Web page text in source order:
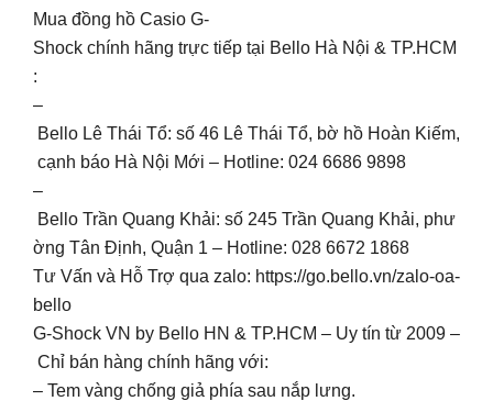
Mua đồng hồ Casio G-
Shock chính hãng trực tiếp tại Bello Hà Nội & TP.HCM
:
–
Bello Lê Thái Tổ: số 46 Lê Thái Tổ, bờ hồ Hoàn Kiếm,
cạnh báo Hà Nội Mới – Hotline: 024 6686 9898
–
Bello Trần Quang Khải: số 245 Trần Quang Khải, phư
ờng Tân Định, Quận 1 – Hotline: 028 6672 1868
Tư Vấn và Hỗ Trợ qua zalo: https://go.bello.vn/zalo-oa-
bello
G-Shock VN by Bello HN & TP.HCM – Uy tín từ 2009 –
Chỉ bán hàng chính hãng với:
– Tem vàng chống giả phía sau nắp lưng.